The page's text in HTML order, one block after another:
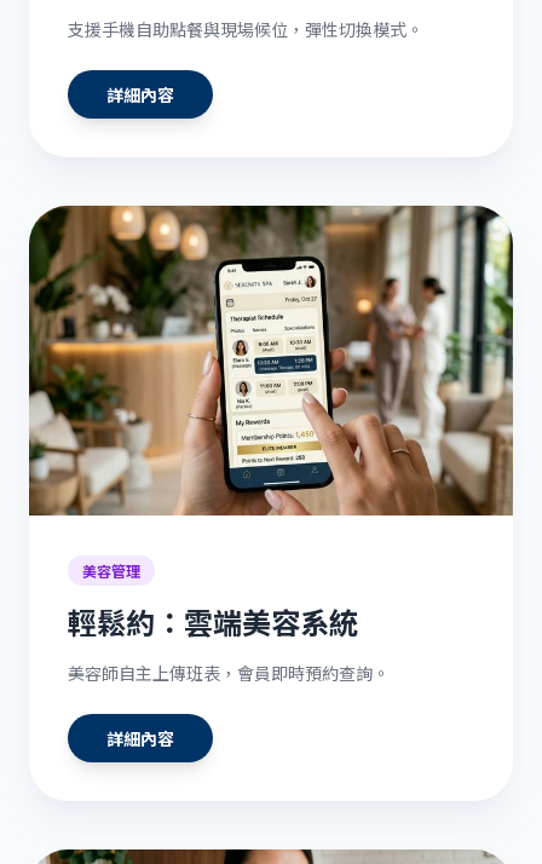
支援手機自助點餐與現場候位，彈性切換模式。
詳細內容
美容管理
輕鬆約：雲端美容系統
美容師自主上傳班表，會員即時預約查詢。
詳細內容